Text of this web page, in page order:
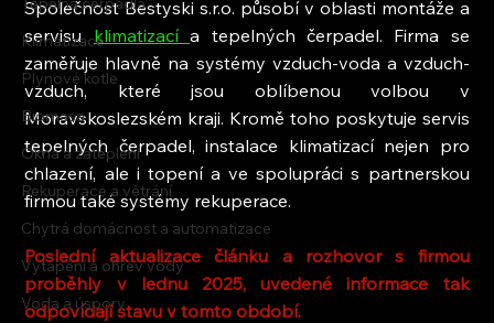
Klimatizace
Plynové kotle
Biomasa
Okna a zateplení
Rekuperace a větrání
Chytrá domácnost a automatizace
Vytápění a ohřev vody
Voda a úspory
Společnost Bestyski s.r.o. působí v oblasti montáže a
servisu klimatizací a tepelných čerpadel. Firma se
zaměřuje hlavně na systémy vzduch-voda a vzduch-
vzduch, které jsou oblíbenou volbou v
Moravskoslezském kraji. Kromě toho poskytuje servis
tepelných čerpadel, instalace klimatizací nejen pro
chlazení, ale i topení a ve spolupráci s partnerskou
firmou také systémy rekuperace.
Poslední aktualizace článku a rozhovor s firmou
proběhly v lednu 2025, uvedené informace tak
odpovídají stavu v tomto období.